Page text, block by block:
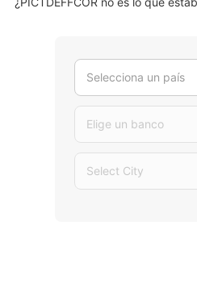
Selecciona un país
Elige un banco
Select City